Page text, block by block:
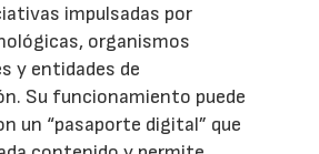
impulsadas por
organismos
y entidades de
Su funcionamiento puede
un “pasaporte digital” que